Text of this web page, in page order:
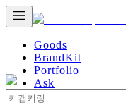
Goods
BrandKit
Portfolio
Ask
About